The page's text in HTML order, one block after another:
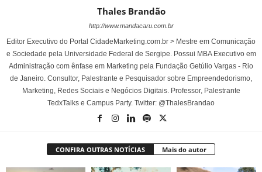
Thales Brandão
http://www.mandacaru.com.br
Editor Executivo do Portal CidadeMarketing.com.br > Mestre em Comunicação
e Sociedade pela Universidade Federal de Sergipe. Possui MBA Executivo em
Administração com ênfase em Marketing pela Fundação Getúlio Vargas - Rio
de Janeiro. Consultor, Palestrante e Pesquisador sobre Empreendedorismo,
Marketing, Redes Sociais e Negócios Digitais. Professor, Palestrante
TedxTalks e Campus Party. Twitter: @ThalesBrandao
CONFIRA OUTRAS NOTÍCIAS Mais do autor